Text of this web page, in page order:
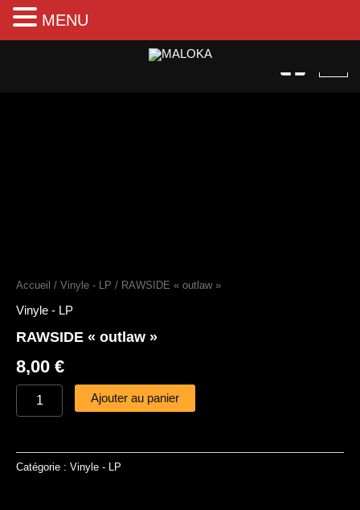
Aller
Accueil / Vinyle - LP / RAWSIDE « outlaw »
Vinyle - LP
RAWSIDE « outlaw »
8,00 €
Ajouter au panier
Catégorie : Vinyle - LP
MENU